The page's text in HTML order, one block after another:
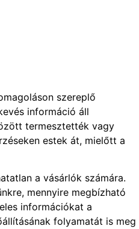
szereplő
információ áll
termesztették vagy
estek át, mielőtt a
a vásárlók számára.
mennyire megbízható
információkat a
folyamatát is meg